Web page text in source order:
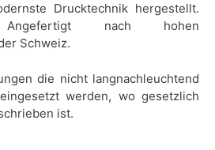
Drucktechnik hergestellt.
Angefertigt nach hohen
Schweiz.
die nicht langnachleuchtend
werden, wo gesetzlich
ist.